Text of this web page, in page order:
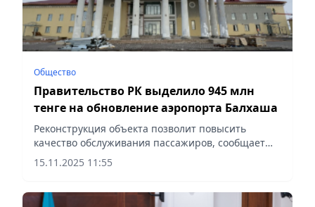
Общество
Правительство РК выделило 945 млн
тенге на обновление аэропорта Балхаша
Реконструкция объекта позволит повысить
качество обслуживания пассажиров, сообщает
Vecher.kz.
15.11.2025 11:55